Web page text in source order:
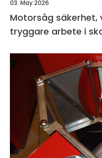
03. May 2026
Motorsåg säkerhet, val och skötsel för
tryggare arbete i